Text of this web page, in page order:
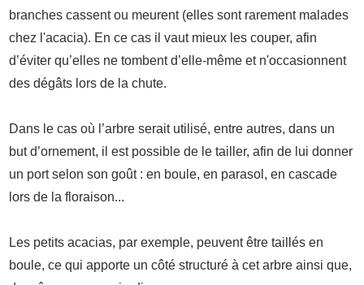
branches cassent ou meurent (elles sont rarement malades
chez l'acacia). En ce cas il vaut mieux les couper, afin
d’éviter qu’elles ne tombent d’elle-même et n'occasionnent
des dégâts lors de la chute.
Dans le cas où l’arbre serait utilisé, entre autres, dans un
but d’ornement, il est possible de le tailler, afin de lui donner
un port selon son goût : en boule, en parasol, en cascade
lors de la floraison...
Les petits acacias, par exemple, peuvent être taillés en
boule, ce qui apporte un côté structuré à cet arbre ainsi que,